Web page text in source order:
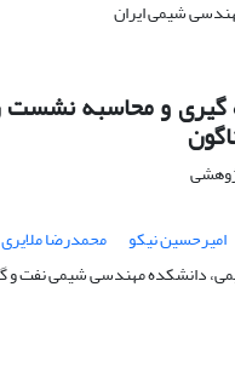
گیری و محاسبه‌ نشست
امیرحسین نیکو
محمدرضا ملایری
دانشکده مهندسی شیمی نفت و